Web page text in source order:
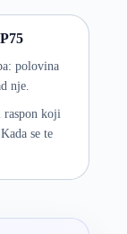
polovina
nje.
raspon koji
se te